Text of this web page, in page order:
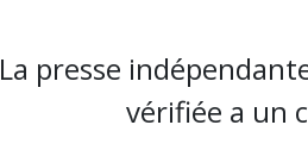
La presse
vérifiée a un